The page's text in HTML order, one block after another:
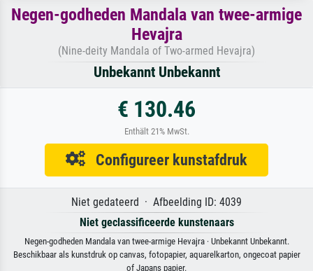
Negen-godheden Mandala van twee-armige
Hevajra
(Nine-deity Mandala of Two-armed Hevajra)
Unbekannt Unbekannt
€ 130.46
Enthält 21% MwSt.
Configureer kunstafdruk
Niet gedateerd · Afbeelding ID: 4039
Niet geclassificeerde kunstenaars
Negen-godheden Mandala van twee-armige Hevajra · Unbekannt Unbekannt.
Beschikbaar als kunstdruk op canvas, fotopapier, aquarelkarton, ongecoat papier
of Japans papier.